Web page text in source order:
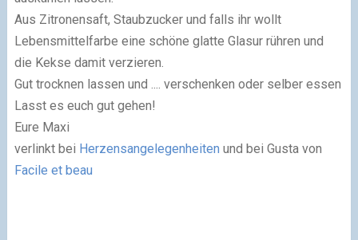
Aus Zitronensaft, Staubzucker und falls ihr wollt
Lebensmittelfarbe eine schöne glatte Glasur rühren und
die Kekse damit verzieren.
Gut trocknen lassen und .... verschenken oder selber essen
Lasst es euch gut gehen!
Eure Maxi
verlinkt bei Herzensangelegenheiten und bei Gusta von
Facile et beau